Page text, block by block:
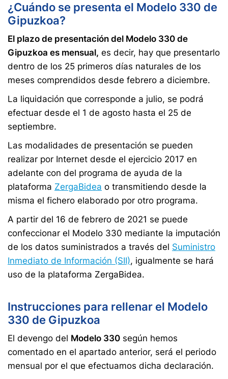
¿Cuándo se presenta el Modelo 330 de
Gipuzkoa?
El plazo de presentación del Modelo 330 de
Gipuzkoa es mensual, es decir, hay que presentarlo
dentro de los 25 primeros días naturales de los
meses comprendidos desde febrero a diciembre.
La liquidación que corresponde a julio, se podrá
efectuar desde el 1 de agosto hasta el 25 de
septiembre.
Las modalidades de presentación se pueden
realizar por Internet desde el ejercicio 2017 en
adelante con del programa de ayuda de la
plataforma ZergaBidea o transmitiendo desde la
misma el fichero elaborado por otro programa.
A partir del 16 de febrero de 2021 se puede
confeccionar el Modelo 330 mediante la imputación
de los datos suministrados a través del Suministro
Inmediato de Información (SII), igualmente se hará
uso de la plataforma ZergaBidea.
Instrucciones para rellenar el Modelo
330 de Gipuzkoa
El devengo del Modelo 330 según hemos
comentado en el apartado anterior, será el periodo
mensual por el que efectuamos dicha declaración.